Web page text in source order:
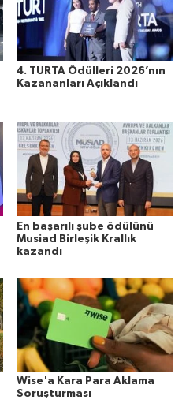
4. TURTA Ödülleri 2026’nın
Kazananları Açıklandı
En başarılı şube ödülünü
Musiad Birleşik Krallık
kazandı
Wise'a Kara Para Aklama
Soruşturması